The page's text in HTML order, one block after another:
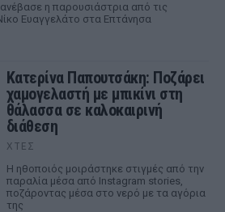
η παρουσιάστρια από τις
Ευαγγελάτο στα Επτάνησα
Κατερίνα Παπουτσάκη: Ποζάρει
χαμογελαστή με μπικίνι στη
θάλασσα σε καλοκαιρινή
διάθεση
ΧΤΕΣ
Η ηθοποιός μοιράστηκε στιγμές από την
παραλία μέσα από Instagram stories,
ποζάροντας μέσα στο νερό με τα αγόρια
της